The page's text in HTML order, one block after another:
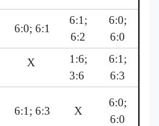
6:0; 6:1
6:1;
6:2
6:0;
6:0
X
1:6;
3:6
6:1;
6:3
6:1; 6:3 X
6:0;
6:0